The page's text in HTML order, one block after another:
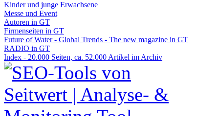
Kinder und junge Erwachsene
Messe und Event
Autoren in GT
Firmenseiten in GT
Future of Water - Global Trends - The new magazine in GT
RADIO in GT
Index - 20.000 Seiten, ca. 52.000 Artikel im Archiv